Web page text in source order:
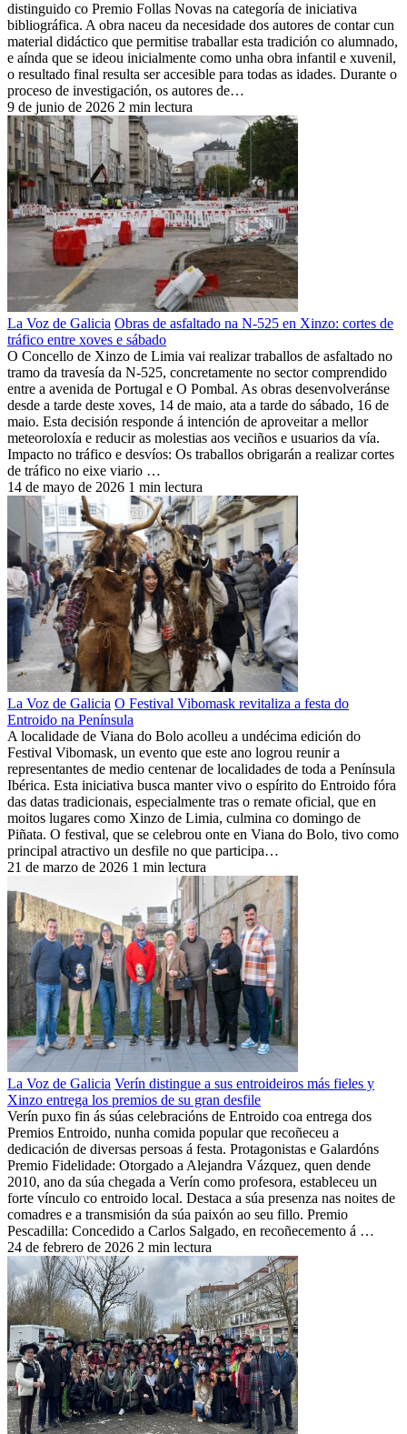
distinguido co Premio Follas Novas na categoría de iniciativa
bibliográfica. A obra naceu da necesidade dos autores de contar cun
material didáctico que permitise traballar esta tradición co alumnado,
e aínda que se ideou inicialmente como unha obra infantil e xuvenil,
o resultado final resulta ser accesible para todas as idades. Durante o
proceso de investigación, os autores de…
9 de junio de 2026 2 min lectura
La Voz de Galicia Obras de asfaltado na N-525 en Xinzo: cortes de
tráfico entre xoves e sábado
O Concello de Xinzo de Limia vai realizar traballos de asfaltado no
tramo da travesía da N-525, concretamente no sector comprendido
entre a avenida de Portugal e O Pombal. As obras desenvolveránse
desde a tarde deste xoves, 14 de maio, ata a tarde do sábado, 16 de
maio. Esta decisión responde á intención de aproveitar a mellor
meteoroloxía e reducir as molestias aos veciños e usuarios da vía.
Impacto no tráfico e desvíos: Os traballos obrigarán a realizar cortes
de tráfico no eixe viario …
14 de mayo de 2026 1 min lectura
La Voz de Galicia O Festival Vibomask revitaliza a festa do
Entroido na Península
A localidade de Viana do Bolo acolleu a undécima edición do
Festival Vibomask, un evento que este ano logrou reunir a
representantes de medio centenar de localidades de toda a Península
Ibérica. Esta iniciativa busca manter vivo o espírito do Entroido fóra
das datas tradicionais, especialmente tras o remate oficial, que en
moitos lugares como Xinzo de Limia, culmina co domingo de
Piñata. O festival, que se celebrou onte en Viana do Bolo, tivo como
principal atractivo un desfile no que participa…
21 de marzo de 2026 1 min lectura
La Voz de Galicia Verín distingue a sus entroideiros más fieles y
Xinzo entrega los premios de su gran desfile
Verín puxo fin ás súas celebracións de Entroido coa entrega dos
Premios Entroido, nunha comida popular que recoñeceu a
dedicación de diversas persoas á festa. Protagonistas e Galardóns
Premio Fidelidade: Otorgado a Alejandra Vázquez, quen dende
2010, ano da súa chegada a Verín como profesora, estableceu un
forte vínculo co entroido local. Destaca a súa presenza nas noites de
comadres e a transmisión da súa paixón ao seu fillo. Premio
Pescadilla: Concedido a Carlos Salgado, en recoñecemento á …
24 de febrero de 2026 2 min lectura